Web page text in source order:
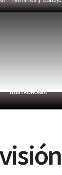
GASTRONOMÍA